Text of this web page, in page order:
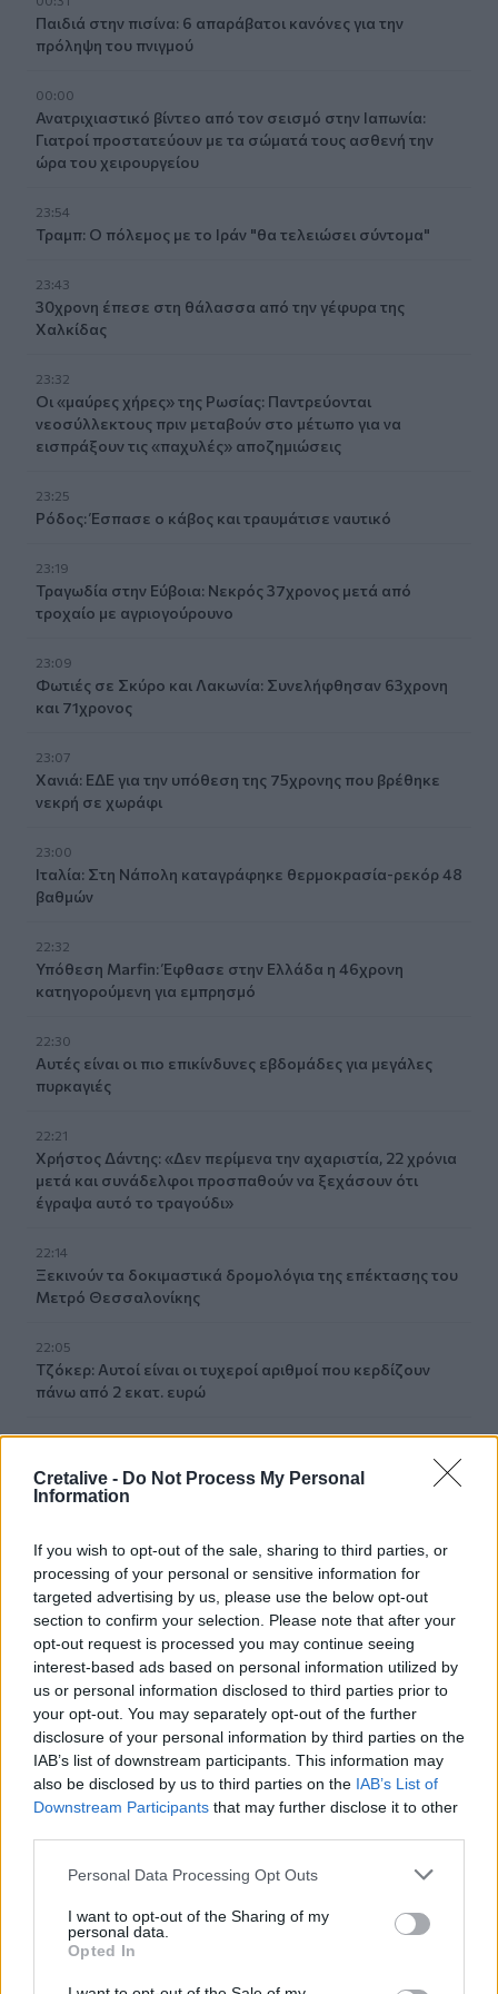
Cretalive - Do Not Process My Personal
Information
If you wish to opt-out of the sale, sharing to third parties, or
processing of your personal or sensitive information for
targeted advertising by us, please use the below opt-out
section to confirm your selection. Please note that after your
opt-out request is processed you may continue seeing
interest-based ads based on personal information utilized by
us or personal information disclosed to third parties prior to
your opt-out. You may separately opt-out of the further
disclosure of your personal information by third parties on the
IAB’s list of downstream participants. This information may
also be disclosed by us to third parties on the IAB’s List of
Downstream Participants that may further disclose it to other
Personal Data Processing Opt Outs
I want to opt-out of the Sharing of my
personal data.
Opted In
Παιδιά στην πισίνα: 6 απαράβατοι κανόνες για την
πρόληψη του πνιγμού
00:00
Ανατριχιαστικό βίντεο από τον σεισμό στην Ιαπωνία:
Γιατροί προστατεύουν με τα σώματά τους ασθενή την
ώρα του χειρουργείου
23:54
Τραμπ: Ο πόλεμος με το Ιράν "θα τελειώσει σύντομα"
23:43
30χρονη έπεσε στη θάλασσα από την γέφυρα της
Χαλκίδας
23:32
Οι «μαύρες χήρες» της Ρωσίας: Παντρεύονται
νεοσύλλεκτους πριν μεταβούν στο μέτωπο για να
εισπράξουν τις «παχυλές» αποζημιώσεις
23:25
Ρόδος: Έσπασε ο κάβος και τραυμάτισε ναυτικό
23:19
Τραγωδία στην Εύβοια: Νεκρός 37χρονος μετά από
τροχαίο με αγριογούρουνο
23:09
Φωτιές σε Σκύρο και Λακωνία: Συνελήφθησαν 63χρονη
και 71χρονος
23:07
Χανιά: ΕΔΕ για την υπόθεση της 75χρονης που βρέθηκε
νεκρή σε χωράφι
23:00
Ιταλία: Στη Νάπολη καταγράφηκε θερμοκρασία-ρεκόρ 48
βαθμών
22:32
Υπόθεση Marfin: Έφθασε στην Ελλάδα η 46χρονη
κατηγορούμενη για εμπρησμό
22:30
Αυτές είναι οι πιο επικίνδυνες εβδομάδες για μεγάλες
πυρκαγιές
22:21
Χρήστος Δάντης: «Δεν περίμενα την αχαριστία, 22 χρόνια
μετά και συνάδελφοι προσπαθούν να ξεχάσουν ότι
έγραψα αυτό το τραγούδι»
22:14
Ξεκινούν τα δοκιμαστικά δρομολόγια της επέκτασης του
Μετρό Θεσσαλονίκης
22:05
Τζόκερ: Αυτοί είναι οι τυχεροί αριθμοί που κερδίζουν
πάνω από 2 εκατ. ευρώ
21:56
Δαμασκό – Τουλάχιστον 2 νεκροί και 13 τραυματίες
Απίστευτο περιστατικό σε αγώνα μπέιζμπολ: Μπαστούνι
παίκτη εκτοξεύτηκε στις κερκίδες και τραυμάτισε θεατή
- Δείτε βίντεο
21:30
Γκουτέρες: Άμεσος τερματισμός των επιθέσεων κατά
αμάχων σε Ουκρανία και Ρωσία
ΠΕΡΙΣΣΟΤΕΡΑ
ΣΧΕΤΙΚA AΡΘΡΑ
Κνωσός: Ένα χρόνο μετά τις δεσμεύσεις, επιστρέφουν